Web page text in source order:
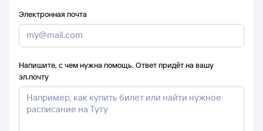
Электронная почта
Напишите, с чем нужна помощь. Ответ придёт на вашу
эл.почту